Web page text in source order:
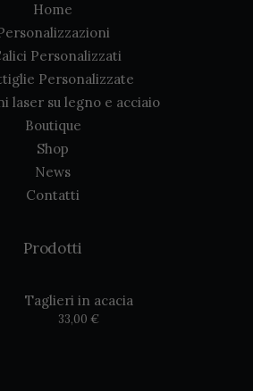
Home
Personalizzati
Personalizzate
laser su legno e acciaio
Boutique
Shop
News
Contatti
Prodotti
Taglieri in acacia
33,00 €